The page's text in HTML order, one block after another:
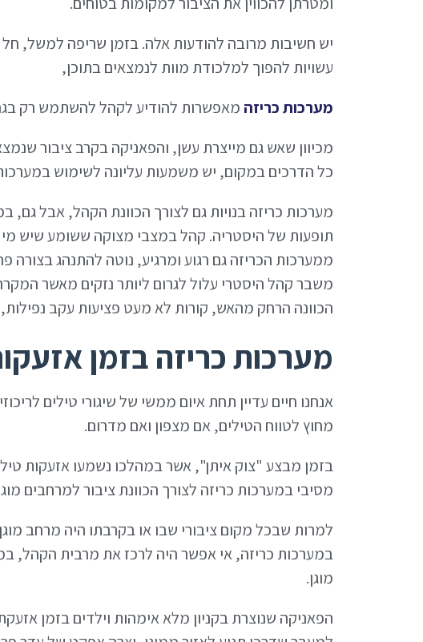
יש חשיבות מרובה להודעות אלה. בזמן שריפה למשל,
עשויות להפוך למלכודת מוות לנמצאים בתוכן,
מערכות כריזה מאפשרות להודיע לקהל להשתמש רק
מכיוון שאש גם מייצרת עשן, והפאניקה בקרב ציבור
כל הדרכים במקום, יש משמעות עליונה לשימוש
מערכות כריזה בנויות גם לצורך הכוונת הקהל, אבל
תופעות של היסטריה. קהל במצבי מצוקה ששומע שיש
ממערכות הכריזה גם רגוע ומרגיע, נוטה להתנהג בצורה
משבר קהל היסטרי עלול לגרום ליותר נזקים מאשר
הכוונה הרחק מהאש, קורות לא מעט פציעות עקב
מערכות כריזה בזמן
אנחנו חיים עדיין תחת איום ממשי של שיגורי טילים
מחוץ לטווח הטילים, אם מצפון ואם מדרום.
בזמן מבצע "צוק איתן", אשר במהלכו נשמעו אזעקות
מסיבי במערכות כריזה לצורך הכוונת ציבור למרחבים
למרות שבכל מקום ציבורי שבו או בקרבתו היה מרחב
במערכות כריזה, אי אפשר היה לרכז את מרבית הקהל,
מוגן.
הפאניקה שנוצרת בקניון מלא אימהות וילדים בזמן